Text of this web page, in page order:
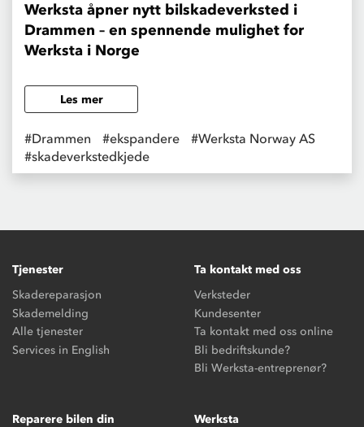
Werksta åpner nytt bilskadeverksted i
Drammen – en spennende mulighet for
Werksta i Norge
Les mer
#Drammen #ekspandere
#Werksta Norway AS
#skadeverkstedkjede
Tjenester
Skadereparasjon
Skademelding
Alle tjenester
Services in English
Ta kontakt med oss
Verksteder
Kundesenter
Ta kontakt med oss online
Bli bedriftskunde?
Bli Werksta-entreprenør?
Reparere bilen din
Werksta